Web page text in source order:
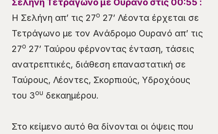
Σελήνη Τετράγωνο με Ουρανό στις 00:55 :
Η Σελήνη απ’ τις 27ο 27’ Λέοντα έρχεται σε
Τετράγωνο με τον Ανάδρομο Ουρανό απ’ τις
27ο 27’ Ταύρου φέρνοντας ένταση, τάσεις
ανατρεπτικές, διάθεση επαναστατική σε
Ταύρους, Λέοντες, Σκορπιούς, Υδροχόους
του 3ου δεκαημέρου.
Στο κείμενο αυτό θα δίνονται οι όψεις που